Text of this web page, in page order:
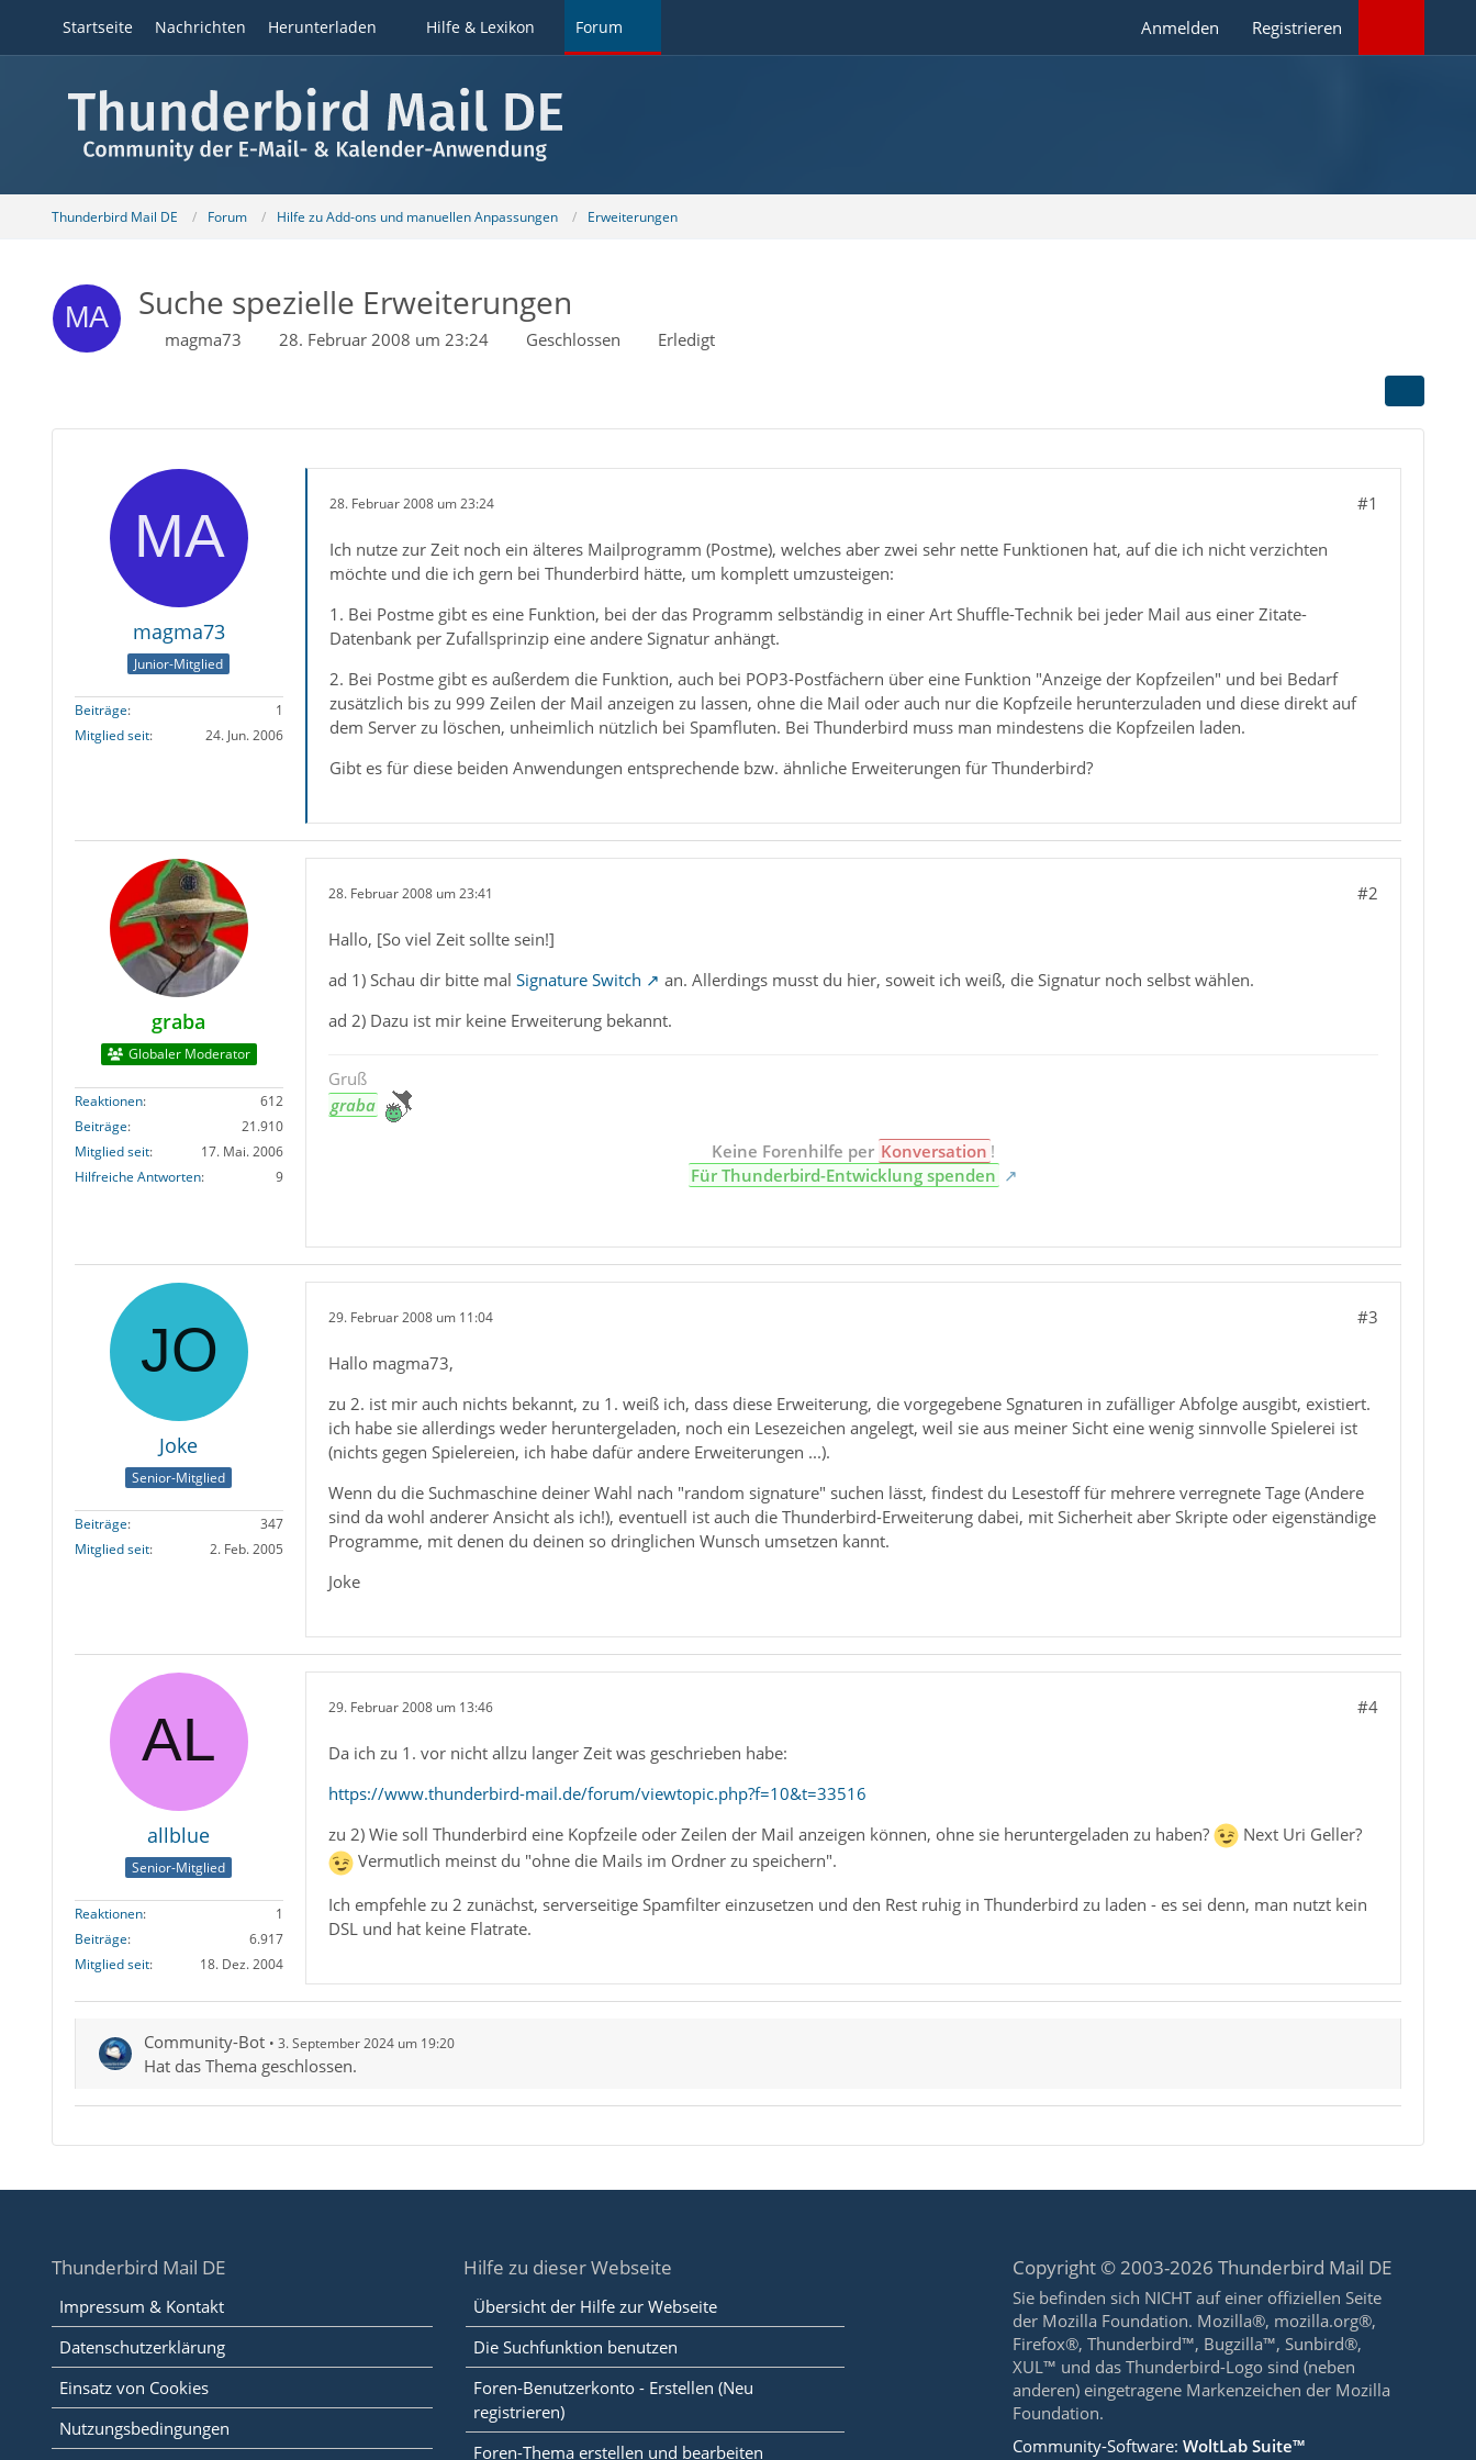
Startseite Nachrichten Herunterladen Hilfe & Lexikon Forum Anmelden Registrieren
Thunderbird Mail DE Forum Hilfe zu Add-ons und manuellen Anpassungen Erweiterungen
Suche spezielle Erweiterungen
magma73 28. Februar 2008 um 23:24 Geschlossen Erledigt
magma73
Junior-Mitglied
Beiträge
1
Mitglied seit
24. Jun. 2006
28. Februar 2008 um 23:24 #1
Ich nutze zur Zeit noch ein älteres Mailprogramm (Postme), welches aber zwei sehr nette Funktionen hat, auf die ich nicht verzichten
möchte und die ich gern bei Thunderbird hätte, um komplett umzusteigen:
1. Bei Postme gibt es eine Funktion, bei der das Programm selbständig in einer Art Shuffle-Technik bei jeder Mail aus einer Zitate-
Datenbank per Zufallsprinzip eine andere Signatur anhängt.
2. Bei Postme gibt es außerdem die Funktion, auch bei POP3-Postfächern über eine Funktion "Anzeige der Kopfzeilen" und bei Bedarf
zusätzlich bis zu 999 Zeilen der Mail anzeigen zu lassen, ohne die Mail oder auch nur die Kopfzeile herunterzuladen und diese direkt auf
dem Server zu löschen, unheimlich nützlich bei Spamfluten. Bei Thunderbird muss man mindestens die Kopfzeilen laden.
Gibt es für diese beiden Anwendungen entsprechende bzw. ähnliche Erweiterungen für Thunderbird?
graba
Globaler Moderator
Reaktionen
612
Beiträge
21.910
Mitglied seit
17. Mai. 2006
Hilfreiche Antworten
9
28. Februar 2008 um 23:41 #2
Hallo, [So viel Zeit sollte sein!]
ad 1) Schau dir bitte mal Signature Switch
an. Allerdings musst du hier, soweit ich weiß, die Signatur noch selbst wählen.
ad 2) Dazu ist mir keine Erweiterung bekannt.
Gruß
graba
Keine Forenhilfe per Konversation !
Für Thunderbird-Entwicklung spenden
Joke
Senior-Mitglied
Beiträge
347
Mitglied seit
2. Feb. 2005
29. Februar 2008 um 11:04 #3
Hallo magma73,
zu 2. ist mir auch nichts bekannt, zu 1. weiß ich, dass diese Erweiterung, die vorgegebene Sgnaturen in zufälliger Abfolge ausgibt, existiert.
ich habe sie allerdings weder heruntergeladen, noch ein Lesezeichen angelegt, weil sie aus meiner Sicht eine wenig sinnvolle Spielerei ist
(nichts gegen Spielereien, ich habe dafür andere Erweiterungen ...).
Wenn du die Suchmaschine deiner Wahl nach "random signature" suchen lässt, findest du Lesestoff für mehrere verregnete Tage (Andere
sind da wohl anderer Ansicht als ich!), eventuell ist auch die Thunderbird-Erweiterung dabei, mit Sicherheit aber Skripte oder eigenständige
Programme, mit denen du deinen so dringlichen Wunsch umsetzen kannt.
Joke
allblue
Senior-Mitglied
Reaktionen
1
Beiträge
6.917
Mitglied seit
18. Dez. 2004
29. Februar 2008 um 13:46 #4
Da ich zu 1. vor nicht allzu langer Zeit was geschrieben habe:
https://www.thunderbird-mail.de/forum/viewtopic.php?f=10&t=33516
zu 2) Wie soll Thunderbird eine Kopfzeile oder Zeilen der Mail anzeigen können, ohne sie heruntergeladen zu haben?
Next Uri Geller?
Vermutlich meinst du "ohne die Mails im Ordner zu speichern".
Ich empfehle zu 2 zunächst, serverseitige Spamfilter einzusetzen und den Rest ruhig in Thunderbird zu laden - es sei denn, man nutzt kein
DSL und hat keine Flatrate.
Community-Bot 3. September 2024 um 19:20
Hat das Thema geschlossen.
Thunderbird Mail DE
Impressum & Kontakt
Datenschutzerklärung
Einsatz von Cookies
Nutzungsbedingungen
Hilfe zu dieser Webseite
Übersicht der Hilfe zur Webseite
Die Suchfunktion benutzen
Foren-Benutzerkonto - Erstellen (Neu
registrieren)
Foren-Thema erstellen und bearbeiten
Copyright © 2003-2026 Thunderbird Mail DE
Sie befinden sich NICHT auf einer offiziellen Seite
der Mozilla Foundation. Mozilla®, mozilla.org®,
Firefox®, Thunderbird™, Bugzilla™, Sunbird®,
XUL™ und das Thunderbird-Logo sind (neben
anderen) eingetragene Markenzeichen der Mozilla
Foundation.
Community-Software:WoltLab Suite™